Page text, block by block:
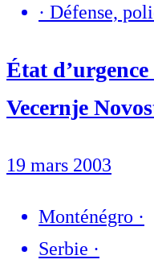
· Défense,
État
Vecernje
19 mars 2003
Monténégro ·
Serbie ·